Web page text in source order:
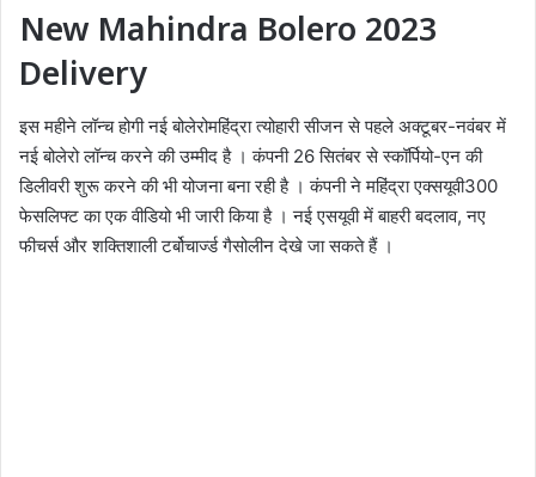
New Mahindra Bolero 2023
Delivery
इस महीने लॉन्च होगी नई बोलेरोमहिंद्रा त्योहारी सीजन से पहले अक्टूबर-नवंबर में
नई बोलेरो लॉन्च करने की उम्मीद है । कंपनी 26 सितंबर से स्कॉर्पियो-एन की
डिलीवरी शुरू करने की भी योजना बना रही है । कंपनी ने महिंद्रा एक्सयूवी300
फेसलिफ्ट का एक वीडियो भी जारी किया है । नई एसयूवी में बाहरी बदलाव, नए
फीचर्स और शक्तिशाली टर्बोचार्ज्ड गैसोलीन देखे जा सकते हैं ।